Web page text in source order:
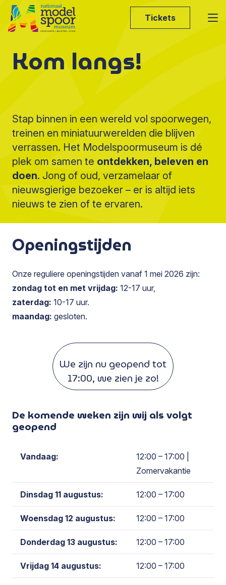
Tickets
Kom langs!
Stap binnen in een wereld vol spoorwegen,
treinen en miniatuurwerelden die blijven
verrassen. Het Modelspoormuseum is dé
plek om samen te ontdekken, beleven en
doen. Jong of oud, verzamelaar of
nieuwsgierige bezoeker – er is altijd iets
nieuws te zien of te ervaren.
Openingstijden
Onze reguliere openingstijden vanaf 1 mei 2026 zijn:
zondag tot en met vrijdag: 12-17 uur,
zaterdag: 10-17 uur.
maandag: gesloten.
We zijn nu geopend tot
17:00, we zien je zo!
De komende weken zijn wij als volgt
geopend
Vandaag: 12:00 – 17:00
Zomervakantie
Dinsdag 11 augustus: 12:00 – 17:00
Woensdag 12 augustus: 12:00 – 17:00
Donderdag 13 augustus: 12:00 – 17:00
Vrijdag 14 augustus: 12:00 – 17:00